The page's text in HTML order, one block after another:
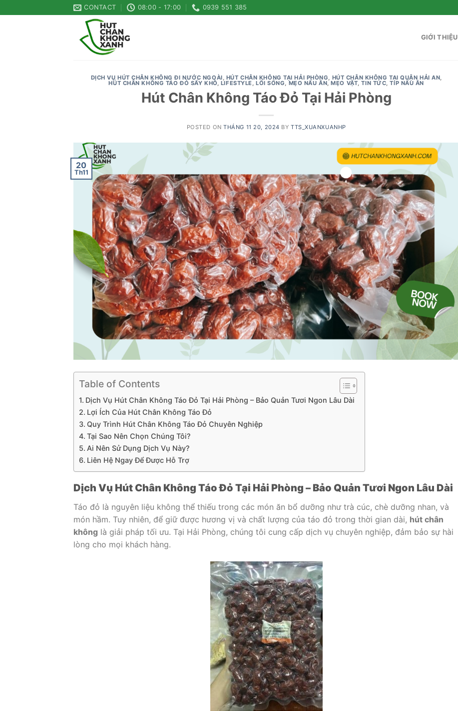
to
CONTACT 08:00 - 17:00 0939 551 385
GIỚI THIỆU
DỊCH VỤ HÚT CHÂN KHÔNG ĐI NƯỚC NGOÀI, HÚT CHÂN KHÔNG TẠI HẢI PHÒNG, HÚT CHÂN KHÔNG TẠI QUẬN HẢI AN,
HÚT CHÂN KHÔNG TÁO ĐỎ SẤY KHÔ, LIFESTYLE, LỐI SỐNG, MẸO NẤU ĂN,MẸO VẶT,TIN TỨC,TIP NẤU ĂN
Hút Chân Không Táo Đỏ Tại Hải Phòng
POSTED ONTHÁNG 11 20, 2024 BYTTS_XUANXUANHP
20
Th11
Table of Contents
Dịch Vụ Hút Chân Không Táo Đỏ Tại Hải Phòng – Bảo Quản Tươi Ngon Lâu Dài
Lợi Ích Của Hút Chân Không Táo Đỏ
Quy Trình Hút Chân Không Táo Đỏ Chuyên Nghiệp
Tại Sao Nên Chọn Chúng Tôi?
Ai Nên Sử Dụng Dịch Vụ Này?
Liên Hệ Ngay Để Được Hỗ Trợ
Dịch Vụ Hút Chân Không Táo Đỏ Tại Hải Phòng – Bảo Quản Tươi Ngon Lâu Dài
Táo đỏ là nguyên liệu không thể thiếu trong các món ăn bổ dưỡng như trà cúc, chè dưỡng nhan, và
món hầm. Tuy nhiên, để giữ được hương vị và chất lượng của táo đỏ trong thời gian dài, hút chân
không là giải pháp tối ưu. Tại Hải Phòng, chúng tôi cung cấp dịch vụ chuyên nghiệp, đảm bảo sự hài
lòng cho mọi khách hàng.